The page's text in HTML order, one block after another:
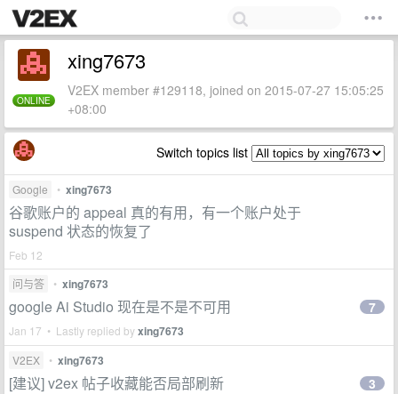
ONLINE
xing7673
V2EX member #129118, joined on 2015-07-27 15:05:25
+08:00
Switch topics list
Google • xing7673
谷歌账户的 appeal 真的有用，有一个账户处于
suspend 状态的恢复了
Feb 12
问与答
• xing7673
google Ai Studio 现在是不是不可用
Jan 17 • Lastly replied byxing7673
7
V2EX • xing7673
[建议] v2ex 帖子收藏能否局部刷新 3